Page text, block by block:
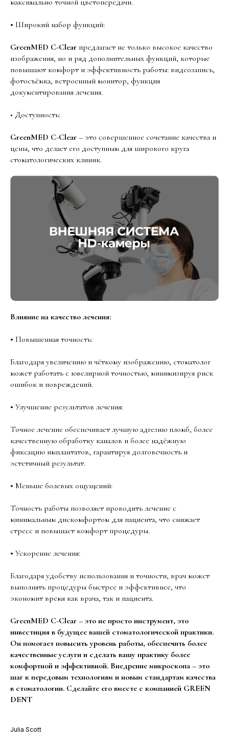
• Широкий набор функций:
GreenMED С-Clear предлагает не только высокое качество
изображения, но и ряд дополнительных функций, которые
повышают комфорт и эффективность работы: видеозапись,
фотосъёмка, встроенный монитор, функция
документирования лечения.
• Доступность:
GreenMED С-Clear – это совершенное сочетание качества и
цены, что делает его доступным для широкого круга
стоматологических клиник.
Влияние на качество лечения:
• Повышенная точность:
Благодаря увеличению и чёткому изображению, стоматолог
может работать с ювелирной точностью, минимизируя риск
ошибок и повреждений.
• Улучшение результатов лечения:
Точное лечение обеспечивает лучшую адгезию пломб, более
качественную обработку каналов и более надёжную
фиксацию имплантатов, гарантируя долговечность и
эстетичный результат.
• Меньше болевых ощущений:
Точность работы позволяет проводить лечение с
минимальным дискомфортом для пациента, что снижает
стресс и повышает комфорт процедуры.
• Ускорение лечения:
Благодаря удобству использования и точности, врач может
выполнять процедуры быстрее и эффективнее, что
экономит время как врача, так и пациента.
GreenMED С-Clear – это не просто инструмент, это
инвестиция в будущее вашей стоматологической практики.
Он помогает повысить уровень работы, обеспечить более
качественные услуги и сделать вашу практику более
комфортной и эффективной. Внедрение микроскопа – это
шаг к передовым технологиям и новым стандартам качества
в стоматологии. Сделайте его вместе с компанией GREEN
DENT
Julia Scott